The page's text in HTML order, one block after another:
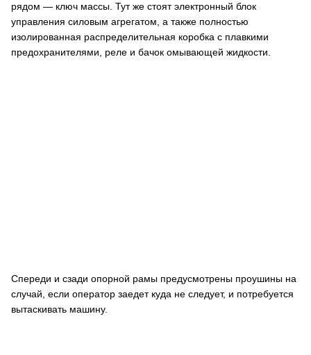
рядом — ключ массы. Тут же стоят электронный блок
управления силовым агрегатом, а также полностью
изолированная распределительная коробка с плавкими
предохранителями, реле и бачок омывающей жидкости.
Спереди и сзади опорной рамы предусмотрены проушины на
случай, если оператор заедет куда не следует, и потребуется
вытаскивать машину.